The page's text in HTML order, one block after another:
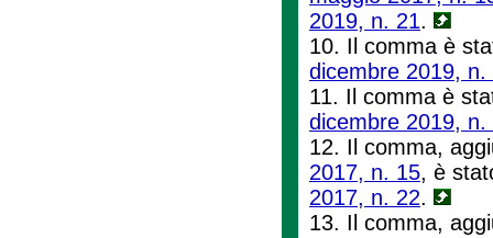
2019, n. 21.
10. Il comma è
dicembre 2019, n.
11. Il comma è
dicembre 2019, n.
12. Il comma,
2017, n. 15, è
2017, n. 22.
13. Il comma,